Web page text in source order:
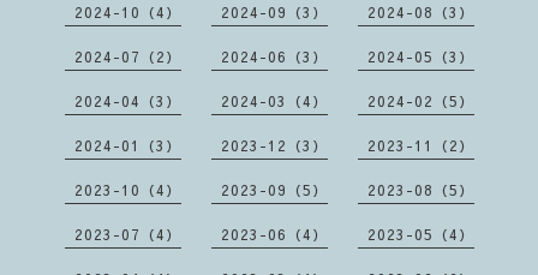
2024-10（4） 2024-09（3） 2024-08（3）
2024-07（2） 2024-06（3） 2024-05（3）
2024-04（3） 2024-03（4） 2024-02（5）
2024-01（3） 2023-12（3） 2023-11（2）
2023-10（4） 2023-09（5） 2023-08（5）
2023-07（4） 2023-06（4） 2023-05（4）